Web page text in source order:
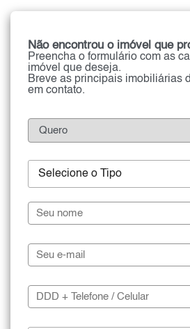
Não encontrou o imóvel que
Preencha o formulário com as
imóvel que deseja.
Breve as principais imobiliárias
em contato.
Selecione o Tipo